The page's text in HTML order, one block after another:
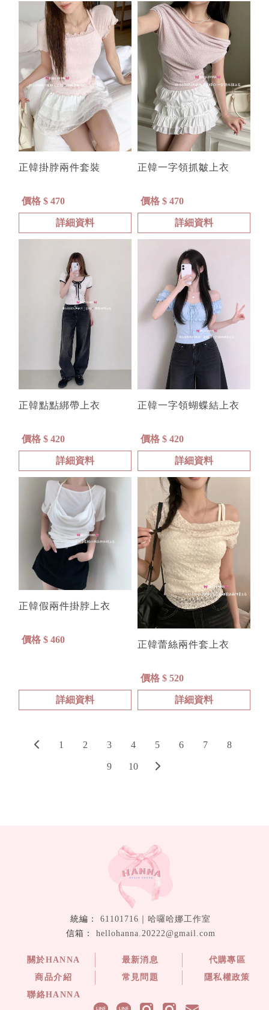
正韓掛脖兩件套裝
價格 $ 470
詳細資料
正韓一字領抓皺上衣
價格 $ 470
詳細資料
正韓點點綁帶上衣
價格 $ 420
詳細資料
正韓一字領蝴蝶結上衣
價格 $ 420
詳細資料
正韓假兩件掛脖上衣
價格 $ 460
詳細資料
正韓蕾絲兩件套上衣
價格 $ 520
詳細資料
1 2 3 4 5 6 7 8
9 10
61101716｜哈囉哈娜工作室
hellohanna.20222@gmail.com
關於HANNA 最新消息
代購專區
商品介紹
常見問題
隱私權政策
聯絡HANNA